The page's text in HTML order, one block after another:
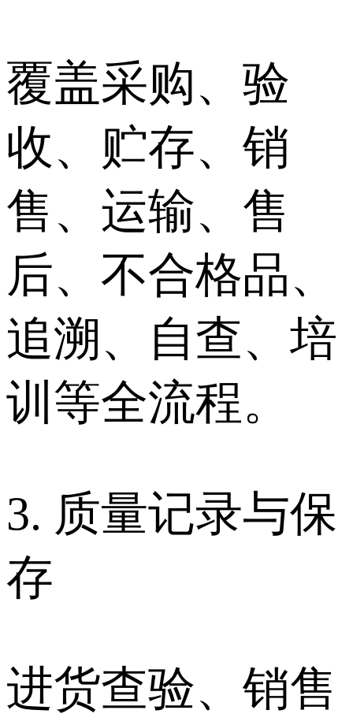
覆盖采购、验
收、贮存、销
售、运输、售
后、不合格品、
追溯、自查、培
训等全流程。
3. 质量记录与保
存
进货查验、销售